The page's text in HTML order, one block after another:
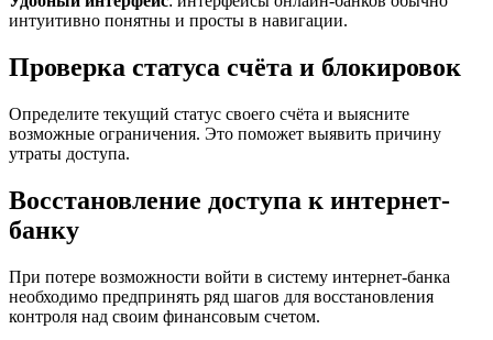
интуитивно понятны и просты в навигации.
Проверка статуса счёта и блокировок
Определите текущий статус своего счёта и выясните
возможные ограничения. Это поможет выявить причину
утраты доступа.
Восстановление доступа к интернет-
банку
При потере возможности войти в систему интернет-банка
необходимо предпринять ряд шагов для восстановления
контроля над своим финансовым счетом.